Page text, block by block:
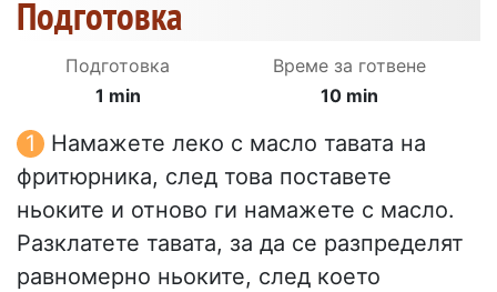
Подготовка
Подготовка
1 min
Време за готвене
10 min
Намажете леко с масло тавата на
фритюрника, след това поставете
ньоките и отново ги намажете с масло.
Разклатете тавата, за да се разпределят
равномерно ньоките, след което